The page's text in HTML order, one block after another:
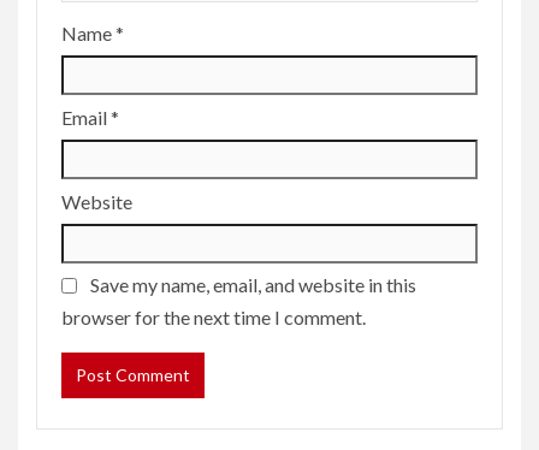
Name*
Email*
Website
Save my name, email, and website in this
browser for the next time I comment.